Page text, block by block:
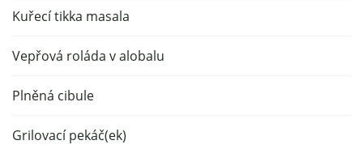
Kuřecí tikka masala
Vepřová roláda v alobalu
Plněná cibule
Grilovací pekáč(ek)